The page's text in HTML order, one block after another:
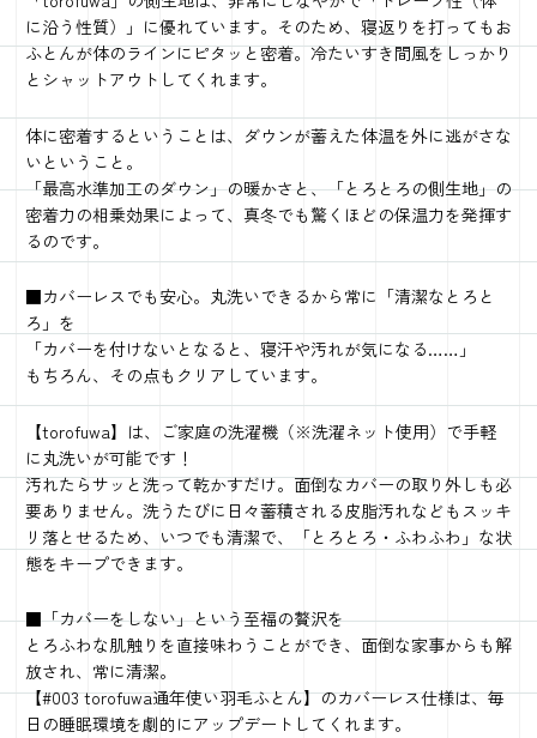
に沿う性質）」に優れています。そのため、寝返りを打ってもお
ふとんが体のラインにピタッと密着。冷たいすき間風をしっかり
とシャットアウトしてくれます。
体に密着するということは、ダウンが蓄えた体温を外に逃がさな
いということ。
「最高水準加工のダウン」の暖かさと、「とろとろの側生地」の
密着力の相乗効果によって、真冬でも驚くほどの保温力を発揮す
るのです。
■カバーレスでも安心。丸洗いできるから常に「清潔なとろと
ろ」を
「カバーを付けないとなると、寝汗や汚れが気になる……」
もちろん、その点もクリアしています。
【torofuwa】は、ご家庭の洗濯機（※洗濯ネット使用）で手軽
に丸洗いが可能です！
汚れたらサッと洗って乾かすだけ。面倒なカバーの取り外しも必
要ありません。洗うたびに日々蓄積される皮脂汚れなどもスッキ
リ落とせるため、いつでも清潔で、「とろとろ・ふわふわ」な状
態をキープできます。
■「カバーをしない」という至福の贅沢を
とろふわな肌触りを直接味わうことができ、面倒な家事からも解
放され、常に清潔。
【#003 torofuwa通年使い羽毛ふとん】のカバーレス仕様は、毎
日の睡眠環境を劇的にアップデートしてくれます。